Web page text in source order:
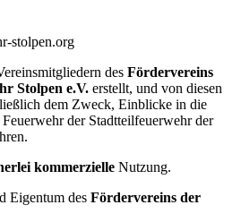
stolpen.org
des Fördervereins
Stolpen e.V. erstellt, und von diesen
dem Zweck, Einblicke in die
der Stadtteilfeuerwehr der
kommerzielle Nutzung.
Eigentum des Fördervereins der